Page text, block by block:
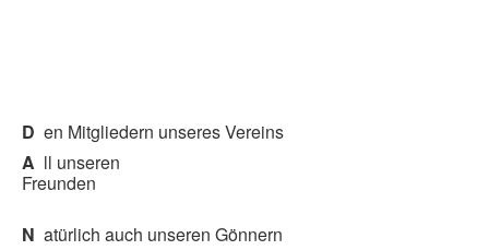
D en Mitgliedern unseres Vereins
A ll unseren
Freunden
N atürlich auch unseren Gönnern